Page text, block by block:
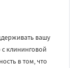
вашу
с клининговой
в том, что